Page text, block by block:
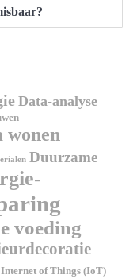
Data-analyse
wonen
Duurzame
voeding
Internet of Things (IoT)